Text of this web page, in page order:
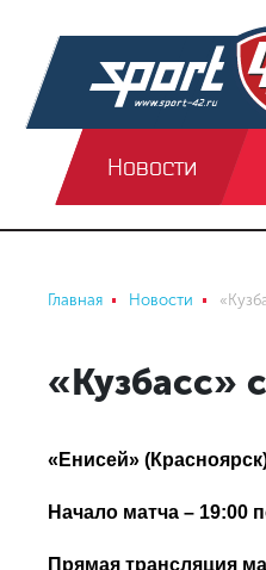
Новости
Главная Новости
«Кузбасс»
«Енисей»
Начало матча – 19:00
Прямая трансляция